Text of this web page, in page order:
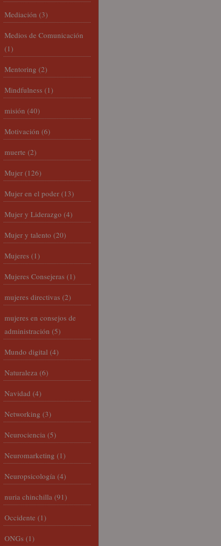
Mediación (3)
Medios de Comunicación
(1)
Mentoring (2)
Mindfulness (1)
misión (40)
Motivación (6)
muerte (2)
Mujer (126)
Mujer en el poder (13)
Mujer y Liderazgo (4)
Mujer y talento (20)
Mujeres (1)
Mujeres Consejeras (1)
mujeres directivas (2)
mujeres en consejos de
administración (5)
Mundo digital (4)
Naturaleza (6)
Navidad (4)
Networking (3)
Neurociencia (5)
Neuromarketing (1)
Neuropsicología (4)
nuria chinchilla (91)
Occidente (1)
ONGs (1)